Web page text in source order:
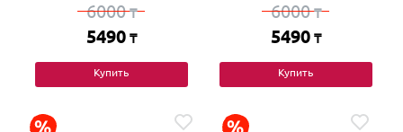
6000₸
5490 ₸
Купить
6000₸
5490 ₸
Купить